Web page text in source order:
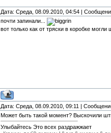
Дата: Среда, 08.09.2010, 04:54 |
почти запинали...
вот только как от тряски в коробке могли
Дата: Среда, 08.09.2010, 09:11 |
Может быть такой момент? Выскочили
Улыбайтесь Это всех раздражжает